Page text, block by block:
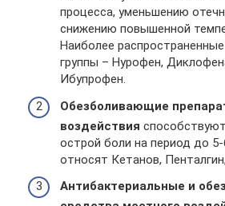
процесса, уменьшению
снижению повышенной
Наиболее
группы – Нурофен,
Ибупрофен.
Обезболивающие
воздействия
острой боли на период до
относят Кетанов,
Антибактериальные и